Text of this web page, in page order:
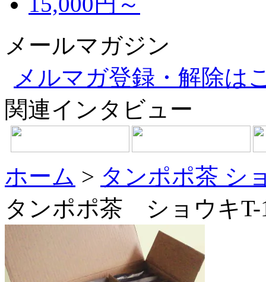
メールマガジン
メルマガ登録・解除は
関連インタビュー
ホーム > タンポポ茶 シ
タンポポ茶 ショウキT-